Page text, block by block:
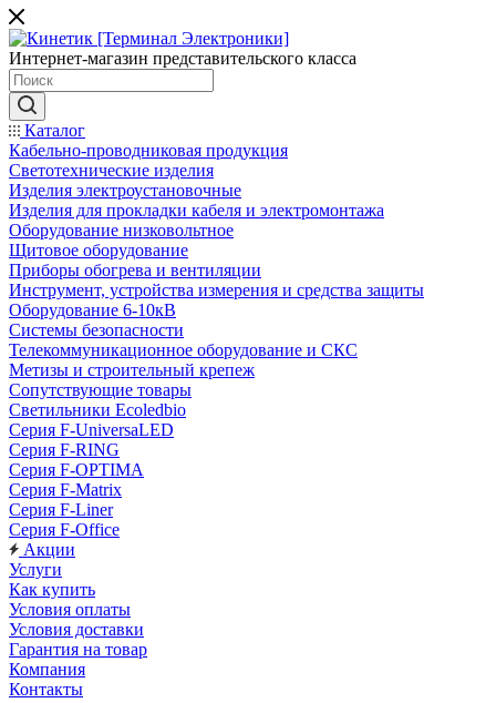
Интернет-магазин представительского класса
Каталог
Кабельно-проводниковая продукция
Светотехнические изделия
Изделия электроустановочные
Изделия для прокладки кабеля и электромонтажа
Оборудование низковольтное
Щитовое оборудование
Приборы обогрева и вентиляции
Инструмент, устройства измерения и средства защиты
Оборудование 6-10кВ
Системы безопасности
Телекоммуникационное оборудование и СКС
Метизы и строительный крепеж
Сопутствующие товары
Светильники Ecoledbio
Серия F-UniversaLED
Серия F-RING
Серия F-OPTIMA
Серия F-Matrix
Серия F-Liner
Серия F-Office
Акции
Услуги
Как купить
Условия оплаты
Условия доставки
Гарантия на товар
Компания
Контакты